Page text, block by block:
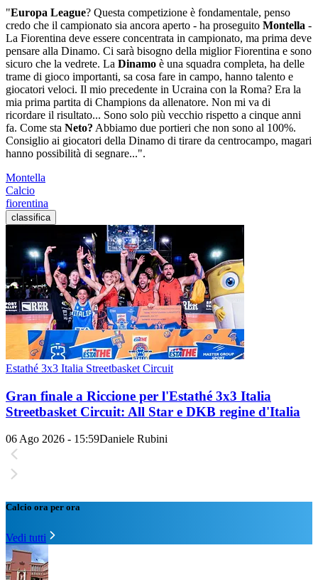
"Europa League? Questa competizione è fondamentale, penso
credo che il campionato sia ancora aperto - ha proseguito Montella -
La Fiorentina deve essere concentrata in campionato, ma prima deve
pensare alla Dinamo. Ci sarà bisogno della miglior Fiorentina e sono
sicuro che la vedrete. La Dinamo è una squadra completa, ha delle
trame di gioco importanti, sa cosa fare in campo, hanno talento e
giocatori veloci. Il mio precedente in Ucraina con la Roma? Era la
mia prima partita di Champions da allenatore. Non mi va di
ricordare il risultato... Sono solo più vecchio rispetto a cinque anni
fa. Come sta Neto? Abbiamo due portieri che non sono al 100%.
Consiglio ai giocatori della Dinamo di tirare da centrocampo, magari
hanno possibilità di segnare...".
Montella
Calcio
fiorentina
classifica
Estathé 3x3 Italia Streetbasket Circuit
Gran finale a Riccione per l'Estathé 3x3 Italia
Streetbasket Circuit: All Star e DKB regine d'Italia
06 Ago 2026 - 15:59Daniele Rubini
Calcio ora per ora
Vedi tutti